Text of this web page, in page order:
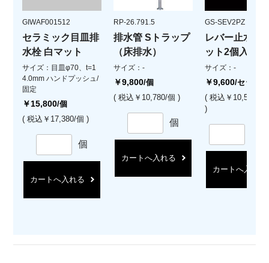
GIWAF001512
セラミック目皿排
水栓 白マット
サイズ：目皿φ70、t=1
4.0mm ハンドプッシュ/
固定
￥15,800/個
( 税込￥17,380/個 )
個
カートへ入れる
RP-26.791.5
排水管 Sトラップ
（床排水）
サイズ：-
￥9,800/個
( 税込￥10,780/個 )
個
カートへ入れる
GS-SEV2PZ
レバー止水栓
ット2個入)
サイズ：-
￥9,600/セット
( 税込￥10,560/セ
)
カートへ入れる